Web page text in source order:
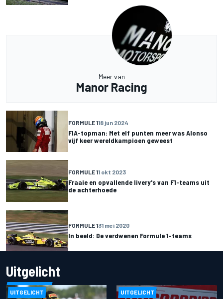
Meer van
Manor Racing
FORMULE 118 jun 2024
FIA-topman: Met elf punten meer was Alonso
vijf keer wereldkampioen geweest
FORMULE 11 okt 2023
Fraaie en opvallende livery's van F1-teams uit
de achterhoede
FORMULE 131 mei 2020
In beeld: De verdwenen Formule 1-teams
Uitgelicht
UITGELICHT UITGELICHT